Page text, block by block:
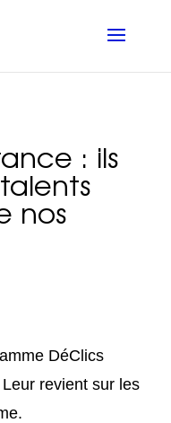
: ils
nos
DéClics
revient sur les